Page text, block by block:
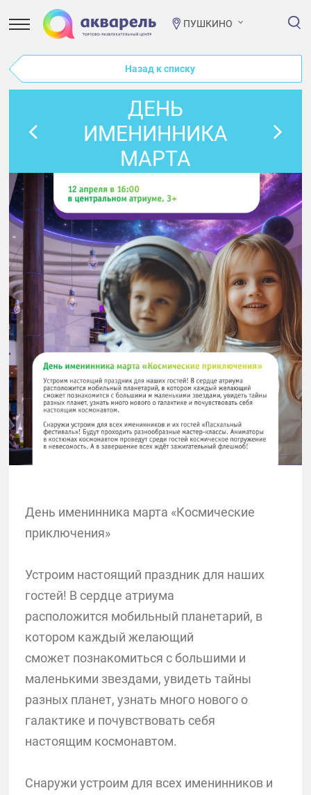
ПУШКИНО
Назад к списку
ДЕНЬ
ИМЕНИННИКА
МАРТА
«КОСМИЧЕСКИЕ
ПРИКЛЮЧЕНИЯ»
День именинника марта «Космические
приключения»
Устроим настоящий праздник для наших
гостей! В сердце атриума
расположится мобильный планетарий, в
котором каждый желающий
сможет познакомиться с большими и
маленькими звездами, увидеть тайны
разных планет, узнать много нового о
галактике и почувствовать себя
настоящим космонавтом.
Снаружи устроим для всех именинников и